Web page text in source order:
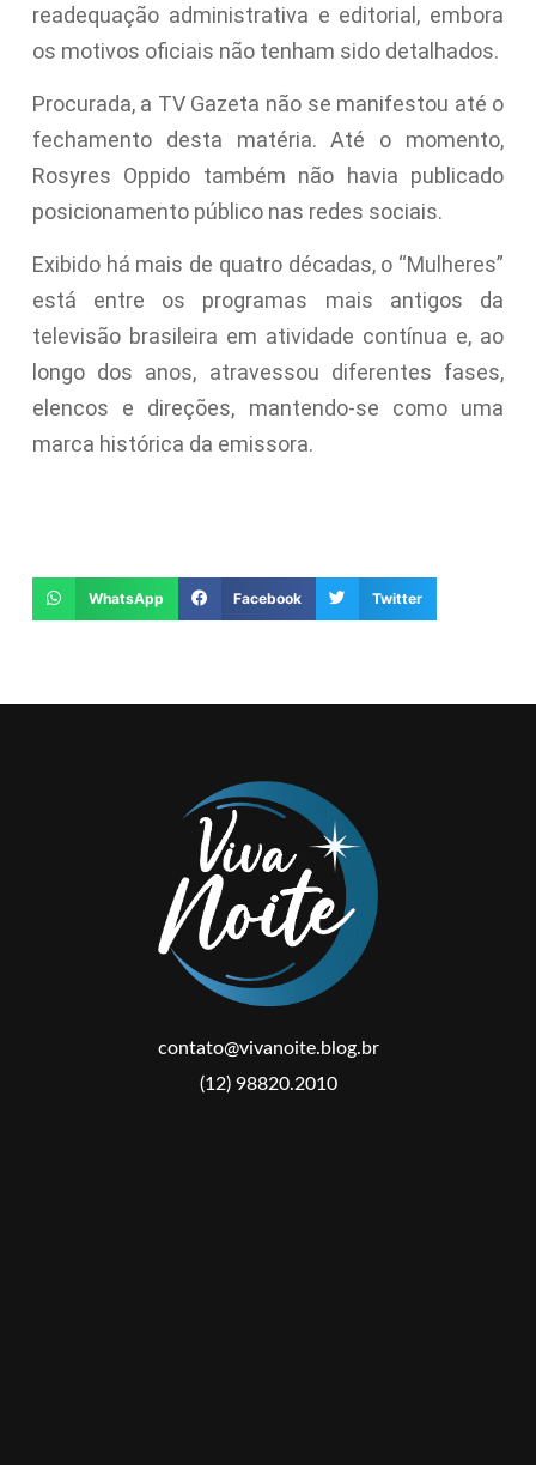
readequação administrativa e editorial, embora
os motivos oficiais não tenham sido detalhados.
Procurada, a TV Gazeta não se manifestou até o
fechamento desta matéria. Até o momento,
Rosyres Oppido também não havia publicado
posicionamento público nas redes sociais.
Exibido há mais de quatro décadas, o “Mulheres”
está entre os programas mais antigos da
televisão brasileira em atividade contínua e, ao
longo dos anos, atravessou diferentes fases,
elencos e direções, mantendo-se como uma
marca histórica da emissora.
WhatsApp Facebook Twitter
contato@vivanoite.blog.br
(12) 98820.2010